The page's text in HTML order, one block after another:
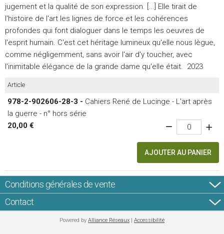
jugement et la qualité de son expression. [...] Elle tirait de
l'histoire de l'art les lignes de force et les cohérences
profondes qui font dialoguer dans le temps les oeuvres de
l'esprit humain. C'est cet héritage lumineux qu'elle nous lègue,
comme négligemment, sans avoir l'air d'y toucher, avec
l'inimitable élégance de la grande dame qu'elle était. 2023
Article
978-2-902606-28-3 - Cahiers René de Lucinge - L'art après
la guerre - n° hors série
20,00 €
AJOUTER AU PANIER
Conditions générales de vente
Contact
Powered by Alliance Réseaux Accessibilité